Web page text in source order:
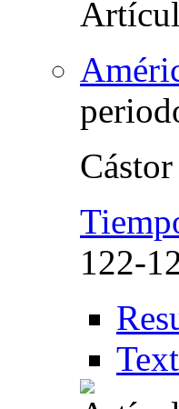
122-